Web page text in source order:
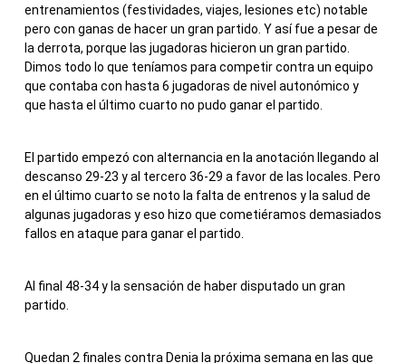
entrenamientos (festividades, viajes, lesiones etc) notable
pero con ganas de hacer un gran partido. Y así fue a pesar de
la derrota, porque las jugadoras hicieron un gran partido.
Dimos todo lo que teníamos para competir contra un equipo
que contaba con hasta 6 jugadoras de nivel autonómico y
que hasta el último cuarto no pudo ganar el partido.
El partido empezó con alternancia en la anotación llegando al
descanso 29-23 y al tercero 36-29 a favor de las locales. Pero
en el último cuarto se noto la falta de entrenos y la salud de
algunas jugadoras y eso hizo que cometiéramos demasiados
fallos en ataque para ganar el partido.
Al final 48-34 y la sensación de haber disputado un gran
partido.
Quedan 2 finales contra Denia la próxima semana en las que